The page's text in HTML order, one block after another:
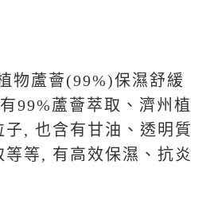
物蘆薈(99%)保濕舒緩
99%蘆薈萃取、濟州植
, 也含有甘油、透明質
等, 有高效保濕、抗炎